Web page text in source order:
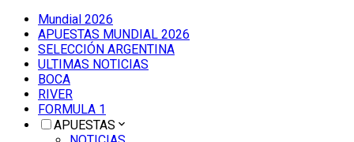
Mundial 2026
APUESTAS MUNDIAL 2026
SELECCIÓN ARGENTINA
ULTIMAS NOTICIAS
BOCA
RIVER
FORMULA 1
APUESTAS